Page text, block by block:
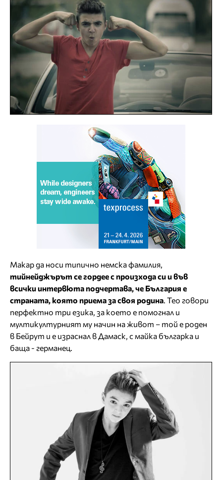
Макар да носи типично немска фамилия,
тийнейджърът се гордее с произхода си и във
всички интервюта подчертава, че България е
страната, която приема за своя родина. Тео говори
перфектно три езика, за което е помогнал и
мултикултурният му начин на живот – той е роден
в Бейрут и е израснал в Дамаск, с майка българка и
баща - германец.